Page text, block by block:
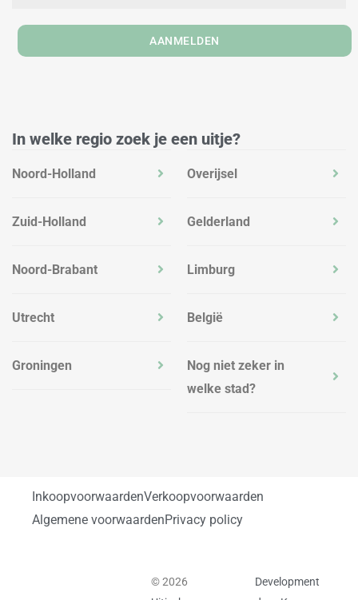
m
AANMELDEN
In welke regio zoek je een uitje?
Noord-Holland
Zuid-Holland
Noord-Brabant
Utrecht
Groningen
Overijsel
Gelderland
Limburg
België
Nog niet zeker in
welke stad?
InkoopvoorwaardenVerkoopvoorwaarden
Algemene voorwaardenPrivacy policy
© 2026
Development